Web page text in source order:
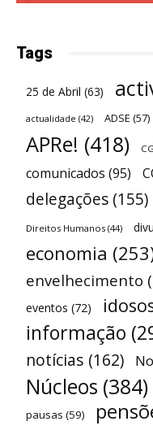
Tags
25 de Abril (63)
actualidade (42) ADSE (57)
APRe! (418)
comunicados (95)
delegações (155)
Direitos Humanos (44)
economia
envelhecimento
eventos (72)
informação
notícias (162)
Núcleos (384)
pausas (59)